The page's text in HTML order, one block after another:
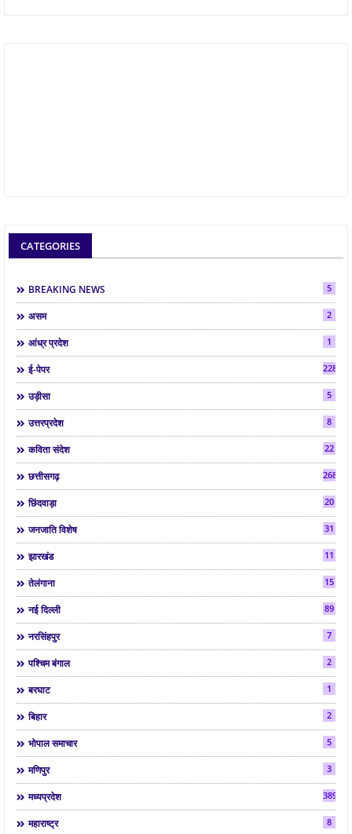
CATEGORIES
BREAKING NEWS 5
असम 2
आंध्र प्रदेश 1
ई-पेपर 2286
उड़ीसा 5
उत्तरप्रदेश 8
कविता संदेश 22
छत्तीसगढ़ 268
छिंदवाड़ा 20
जनजाति विशेष 31
झारखंड 11
तेलंगाना 15
नई दिल्ली 89
नरसिंहपुर 7
पश्चिम बंगाल 2
बरघाट 1
बिहार 2
भोपाल समाचार 5
मणिपुर 3
मध्यप्रदेश 3892
महाराष्ट्र 8